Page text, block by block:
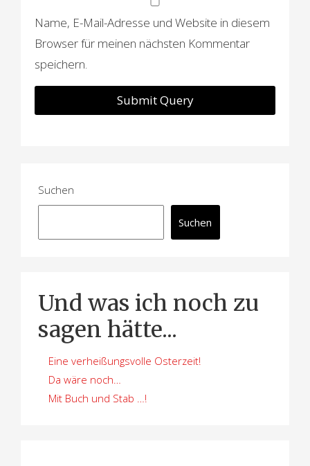
Name, E-Mail-Adresse und Website in diesem
Browser für meinen nächsten Kommentar
speichern.
Suchen
Suchen
Und was ich noch zu
sagen hätte...
Eine verheißungsvolle Osterzeit!
Da wäre noch…
Mit Buch und Stab …!